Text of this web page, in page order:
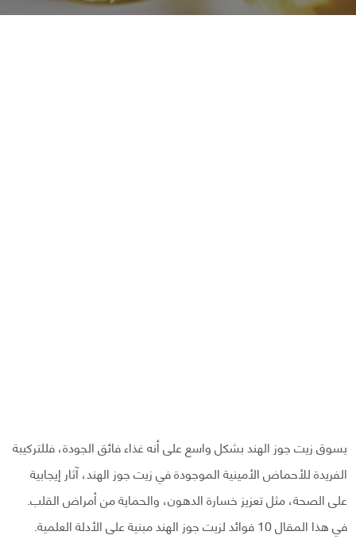
يسوق زيت جوز الهند بشكل واسع على أنه غذاء فائق الجودة، فللتركيبة
الفريدة للأحماض الأمينية الموجودة في زيت جوز الهند، آثار إيجابية
على الصحة، مثل تعزيز خسارة الدهون، والحماية من أمراض القلب.
في هذا المقال 10 فوائد لزيت جوز الهند مبنية على الأدلة العلمية.